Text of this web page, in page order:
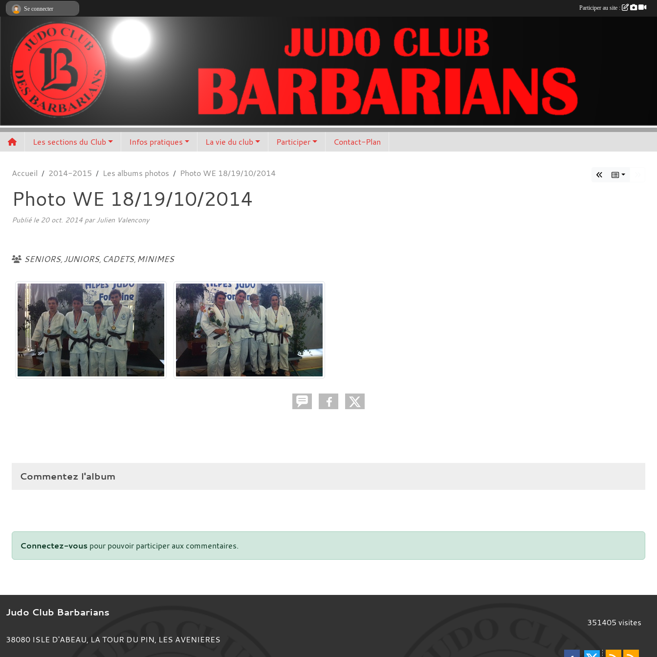
Les sections du Club Infos pratiques La vie du club Participer Contact-Plan
Accueil 2014-2015 Les albums photos Photo WE 18/19/10/2014
Photo WE 18/19/10/2014
Publié le 20 oct. 2014 par Julien Valencony
SENIORS JUNIORS CADETS MINIMES
Commentez l'album
Connectez-vous pour pouvoir participer aux commentaires.
Judo Club Barbarians
38080 ISLE D'ABEAU, LA TOUR DU PIN, LES AVENIERES
351405 visites
Se connecter Participer au site :
Panneau de gestion des cookies